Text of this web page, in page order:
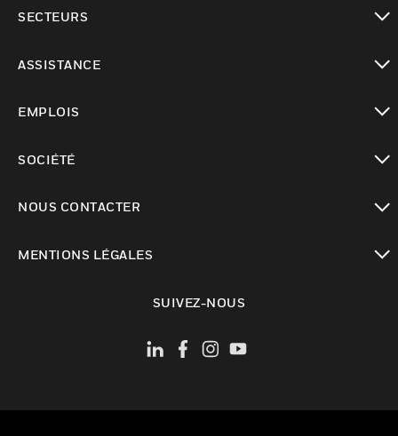
SECTEURS
ASSISTANCE
EMPLOIS
SOCIÉTÉ
NOUS CONTACTER
MENTIONS LÉGALES
SUIVEZ-NOUS